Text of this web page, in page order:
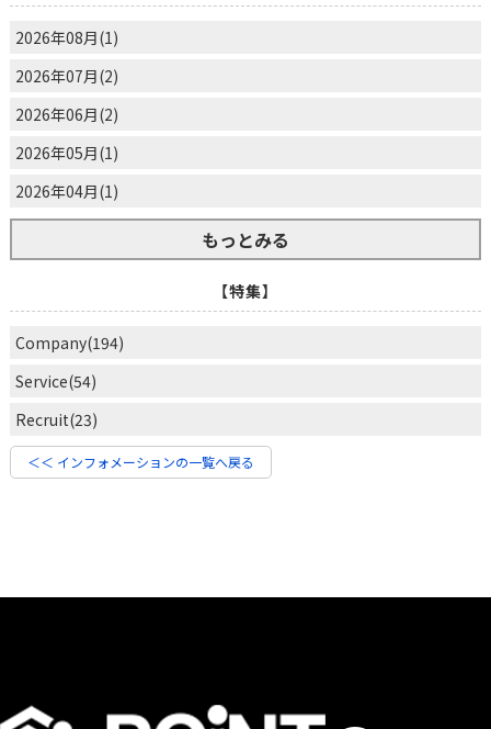
2026年08月(1)
2026年07月(2)
2026年06月(2)
2026年05月(1)
2026年04月(1)
もっとみる
【特集】
Company(194)
Service(54)
Recruit(23)
＜＜ インフォメーションの一覧へ戻る